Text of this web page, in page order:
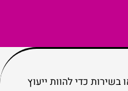
כדי להוות ייעוץ